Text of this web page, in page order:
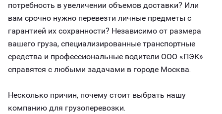
потребность в увеличении объемов доставки? Или
вам срочно нужно перевезти личные предметы с
гарантией их сохранности? Независимо от размера
вашего груза, специализированные транспортные
средства и профессиональные водители ООО «ПЭК»
справятся с любыми задачами в городе Москва.
Несколько причин, почему стоит выбрать нашу
компанию для грузоперевозки.